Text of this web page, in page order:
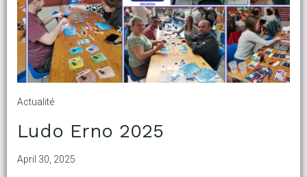
Actualité
Ludo Erno 2025
April 30, 2025